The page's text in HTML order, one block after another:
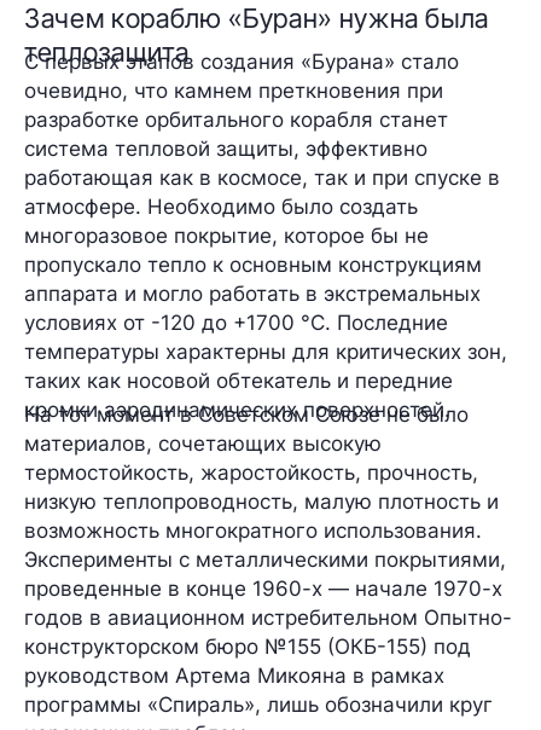
Зачем кораблю «Буран» нужна была
теплозащита
С первых этапов создания «Бурана» стало
очевидно, что камнем преткновения при
разработке орбитального корабля станет
система тепловой защиты, эффективно
работающая как в космосе, так и при спуске в
атмосфере. Необходимо было создать
многоразовое покрытие, которое бы не
пропускало тепло к основным конструкциям
аппарата и могло работать в экстремальных
условиях от -120 до +1700 °C. Последние
температуры характерны для критических зон,
таких как носовой обтекатель и передние
кромки аэродинамических поверхностей.
На тот момент в Советском Союзе не было
материалов, сочетающих высокую
термостойкость, жаростойкость, прочность,
низкую теплопроводность, малую плотность и
возможность многократного использования.
Эксперименты с металлическими покрытиями,
проведенные в конце 1960-х — начале 1970-х
годов в авиационном истребительном Опытно-
конструкторском бюро №155 (ОКБ-155) под
руководством Артема Микояна в рамках
программы «Спираль», лишь обозначили круг